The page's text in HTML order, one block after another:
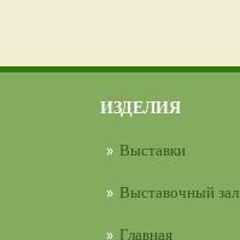
ИЗДЕЛИЯ
Выставки
Выставочный зал
Главная